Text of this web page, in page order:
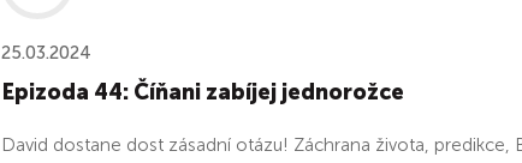
25.03.2024
Epizoda 44: Číňani zabíjej jednorožce
David dostane dost zásadní otázu! Záchrana života, predikce,